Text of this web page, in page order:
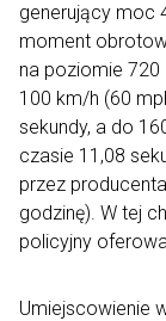
generujący moc
moment
na poziomie 720
100 km/h (60
sekundy, a do
czasie 11,08
przez
godzinę). W tej
policyjny
Umiejscowienie